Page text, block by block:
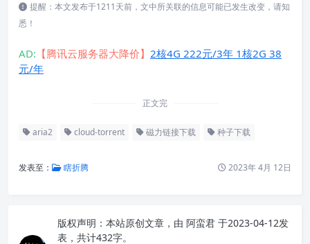
提醒：本文发布于1211天前，文中所关联的信息可能已发生改变，请知
悉！
AD: 【腾讯云服务器大降价】 2核4G 222元/3年 1核2G 38
元/年
正文完
aria2 cloud-torrent 磁力链接下载 种子下载
发表至： 瞎折腾 2023年 4月 12日
版权声明： 本站原创文章，由 阿蛮君 于2023-04-12发
表，共计432字。